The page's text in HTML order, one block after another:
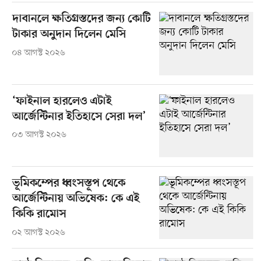
দাবানলে ক্ষতিগ্রস্তদের জন্য কোটি
টাকার অনুদান দিলেন মেসি
০৪ আগস্ট ২০২৬
‘ফাইনাল হারলেও এটাই
আর্জেন্টিনার ইতিহাসে সেরা দল’
০৩ আগস্ট ২০২৬
ভূমিকম্পের ধ্বংসস্তূপ থেকে
আর্জেন্টিনায় অভিষেক: কে এই
কিকি রামোস
০২ আগস্ট ২০২৬